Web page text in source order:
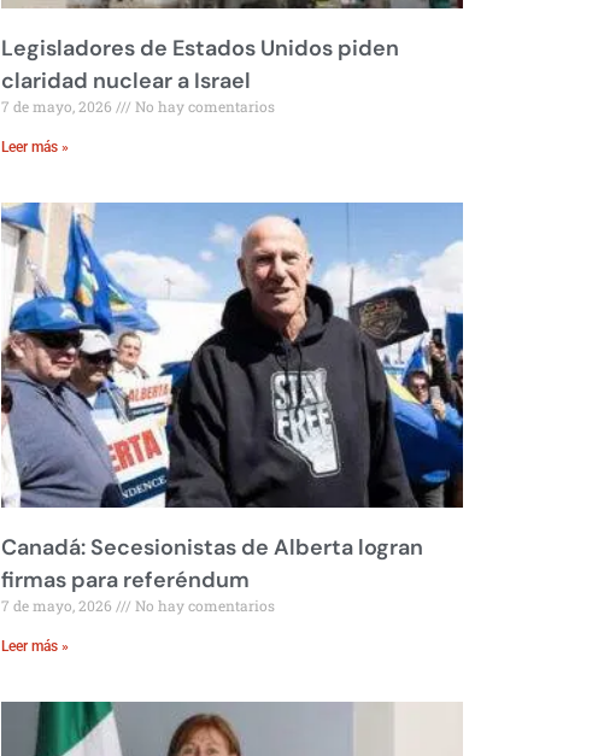
Legisladores de Estados Unidos piden
claridad nuclear a Israel
7 de mayo, 2026 No hay comentarios
Leer más »
Canadá: Secesionistas de Alberta logran
firmas para referéndum
7 de mayo, 2026 No hay comentarios
Leer más »